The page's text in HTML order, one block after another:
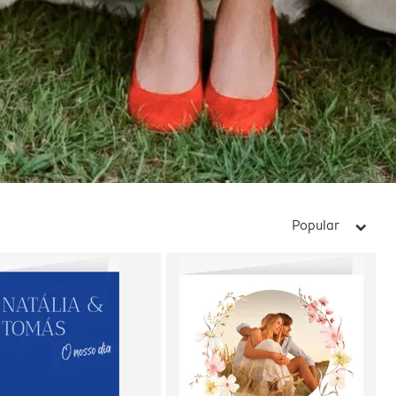
Popular arrow_right